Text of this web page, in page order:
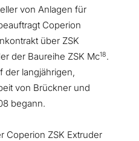
von Anlagen für
Coperion
über ZSK
der Baureihe ZSK Mc18.
der langjährigen,
von Brückner und
begann.
Coperion ZSK Extruder